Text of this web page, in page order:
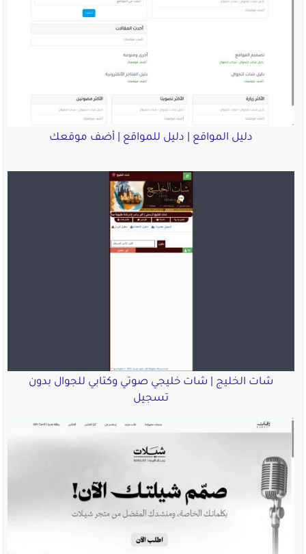
دليل المواقع | دليل للمواقع | أضف موقعك
شات الخليج | شات خليجي صوتي وكتابي للجوال بدون
تسجيل